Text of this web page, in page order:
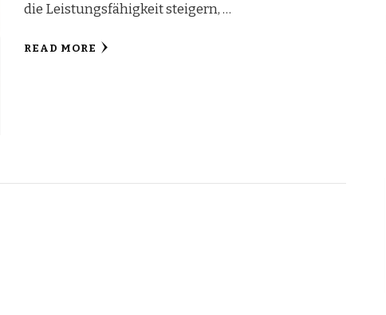
die Leistungsfähigkeit steigern, …
READ MORE